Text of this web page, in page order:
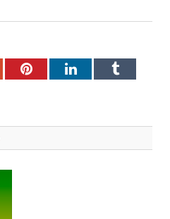
PinterestLinkedInTumblr